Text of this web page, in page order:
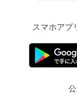
スマホアプ